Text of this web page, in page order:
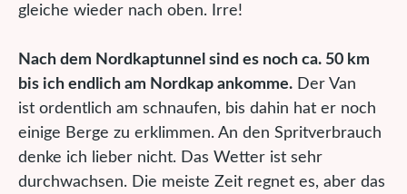
gleiche wieder nach oben. Irre!
Nach dem Nordkaptunnel sind es noch ca. 50 km
bis ich endlich am Nordkap ankomme. Der Van
ist ordentlich am schnaufen, bis dahin hat er noch
einige Berge zu erklimmen. An den Spritverbrauch
denke ich lieber nicht. Das Wetter ist sehr
durchwachsen. Die meiste Zeit regnet es, aber das